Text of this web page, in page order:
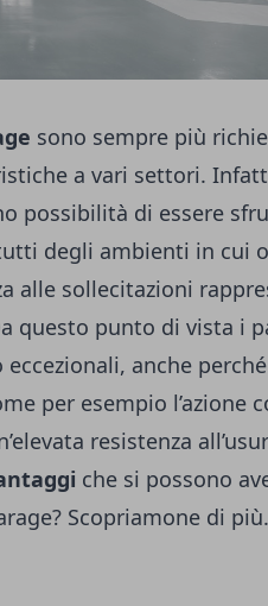
sono sempre più
a vari settori.
possibilità di essere
degli ambienti in cui
alle sollecitazioni
questo punto di vista i
anche
per esempio l’azione
resistenza
che si possono
Scopriamone di più.